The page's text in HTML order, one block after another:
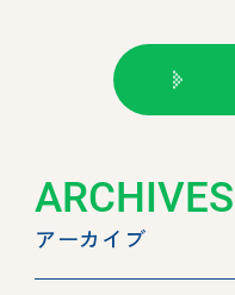
ARCHIVES
アーカイブ